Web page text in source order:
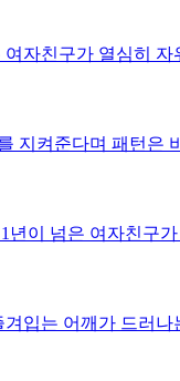
자친구가 열심히
지켜준다며 패턴
년이 넘은 여자친구
입는 어깨가 드러